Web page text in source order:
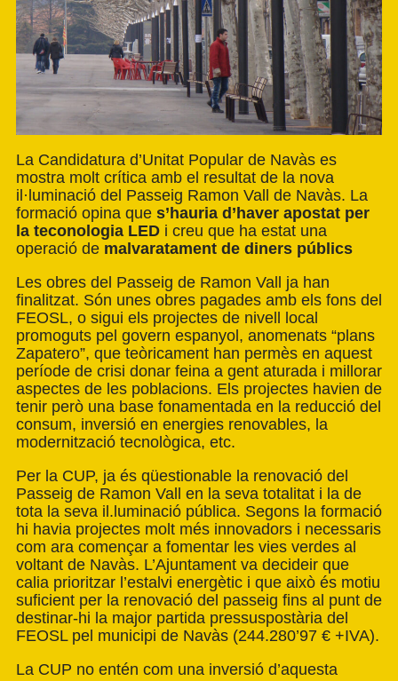
La Candidatura d’Unitat Popular de Navàs es
mostra molt crítica amb el resultat de la nova
il·luminació del Passeig Ramon Vall de Navàs. La
formació opina que s’hauria d’haver apostat per
la teconologia LED i creu que ha estat una
operació de malvaratament de diners públics
Les obres del Passeig de Ramon Vall ja han
finalitzat. Són unes obres pagades amb els fons del
FEOSL, o sigui els projectes de nivell local
promoguts pel govern espanyol, anomenats “plans
Zapatero”, que teòricament han permès en aquest
període de crisi donar feina a gent aturada i millorar
aspectes de les poblacions. Els projectes havien de
tenir però una base fonamentada en la reducció del
consum, inversió en energies renovables, la
modernització tecnològica, etc.
Per la CUP, ja és qüestionable la renovació del
Passeig de Ramon Vall en la seva totalitat i la de
tota la seva il.luminació pública. Segons la formació
hi havia projectes molt més innovadors i necessaris
com ara començar a fomentar les vies verdes al
voltant de Navàs. L’Ajuntament va decideir que
calia prioritzar l’estalvi energètic i que això és motiu
suficient per la renovació del passeig fins al punt de
destinar-hi la major partida pressuspostària del
FEOSL pel municipi de Navàs (244.280’97 € +IVA).
La CUP no entén com una inversió d’aquesta